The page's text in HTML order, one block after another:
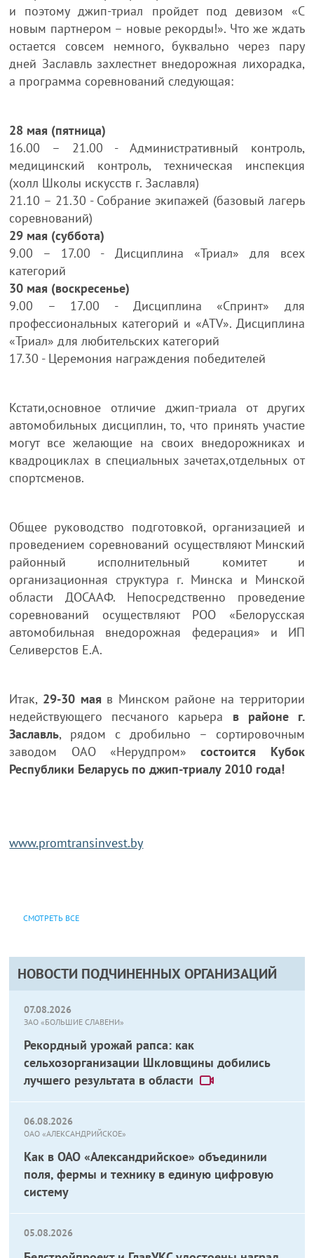
НОВОСТИ ПОДЧИНЕННЫХ ОРГАНИЗАЦИЙ
07.08.2026
ЗАО «БОЛЬШИЕ СЛАВЕНИ»
Рекордный урожай рапса: как
сельхозорганизации Шкловщины добились
лучшего результата в области
06.08.2026
ОАО «АЛЕКСАНДРИЙСКОЕ»
Как в ОАО «Александрийское» объединили
поля, фермы и технику в единую цифровую
систему
05.08.2026
и поэтому джип-триал пройдет под девизом «С
новым партнером – новые рекорды!». Что же ждать
остается совсем немного, буквально через пару
дней Заславль захлестнет внедорожная лихорадка,
а программа соревнований следующая:
­28 мая (пятница)
16.00 – 21.00 - Административный контроль,
медицинский контроль, техническая инспекция
(холл Школы искусств г. Заславля)
21.10 – 21.30 - Собрание экипажей (базовый лагерь
соревнований)
29 мая (суббота)
9.00 – 17.00 - Дисциплина «Триал» для всех
категорий
30 мая (воскресенье)
9.00 – 17.00 - Дисциплина «Спринт» для
профессиональных категорий и «ATV». Дисциплина
«Триал» для любительских категорий
17.30 - Церемония награждения победителей
Кстати,основное отличие джип-триала от других
автомобильных дисциплин, то, что принять участие
могут все желающие на своих внедорожниках и
квадроциклах в специальных зачетах,отдельных от
спортсменов.
Общее руководство подготовкой, организацией и
проведением соревнований осуществляют Минский
районный исполнительный комитет и
организационная структура г. Минска и Минской
области ДОСААФ. Непосредственно проведение
соревнований осуществляют РОО «Белорусская
автомобильная внедорожная федерация» и ИП
Селиверстов Е.А.
Итак, 29-30 мая в Минском районе на территории
недействующего песчаного карьера в районе г.
Заславль, рядом с дробильно – сортировочным
заводом ОАО «Нерудпром»состоится Кубок
Республики Беларусь по джип-триалу 2010 года!
www.promtransinvest.by
СМОТРЕТЬ ВСЕ